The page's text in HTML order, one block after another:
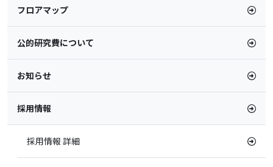
フロアマップ
公的研究費について
お知らせ
採用情報
採用情報 詳細